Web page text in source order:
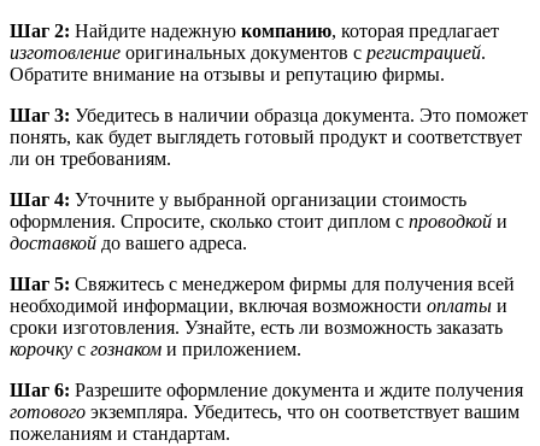
Шаг 2: Найдите надежную компанию, которая предлагает
изготовление оригинальных документов с регистрацией.
Обратите внимание на отзывы и репутацию фирмы.
Шаг 3: Убедитесь в наличии образца документа. Это поможет
понять, как будет выглядеть готовый продукт и соответствует
ли он требованиям.
Шаг 4: Уточните у выбранной организации стоимость
оформления. Спросите, сколько стоит диплом с проводкой и
доставкой до вашего адреса.
Шаг 5: Свяжитесь с менеджером фирмы для получения всей
необходимой информации, включая возможности оплаты и
сроки изготовления. Узнайте, есть ли возможность заказать
корочку с гознаком и приложением.
Шаг 6: Разрешите оформление документа и ждите получения
готового экземпляра. Убедитесь, что он соответствует вашим
пожеланиям и стандартам.